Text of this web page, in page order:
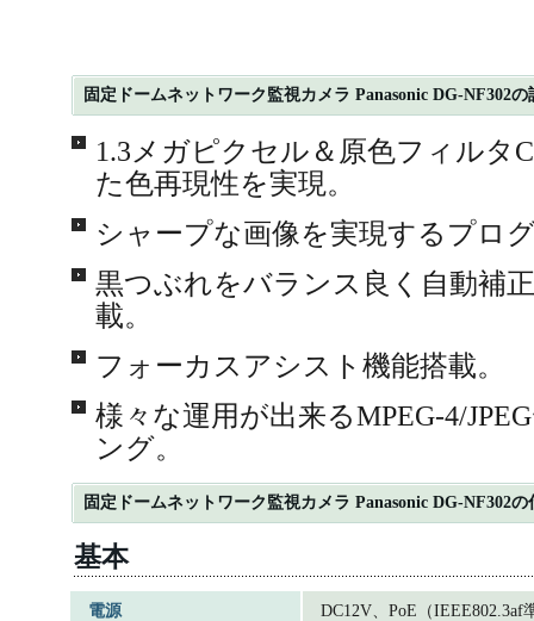
固定ドームネットワーク監視カメラ Panasonic DG-NF302の
1.3メガピクセル＆原色フィルタ
た色再現性を実現。
シャープな画像を実現するプロ
黒つぶれをバランス良く自動補
載。
フォーカスアシスト機能搭載。
様々な運用が出来るMPEG-4/
ング。
固定ドームネットワーク監視カメラ Panasonic DG-NF302の
基本
電源 DC12V、PoE（IEEE802.3af